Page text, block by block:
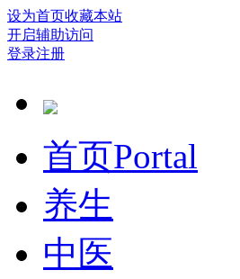
设为首页收藏本站
开启辅助访问
登录注册
首页Portal
养生
中医